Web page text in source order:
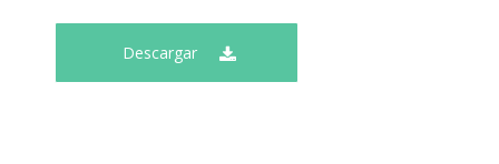
Descargar